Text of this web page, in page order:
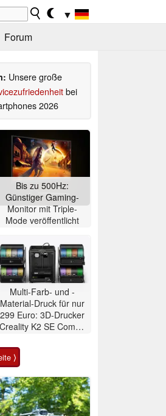
▼
Forum
Unsere große
bei
2026
Bis zu 500Hz:
Günstiger Gaming-
Monitor mit Triple-
Mode veröffentlicht
Multi-Farb- und -
Material-Druck für nur
299 Euro: 3D-Drucker
Creality K2 SE Combo
Schnäppchenpreis
⟩